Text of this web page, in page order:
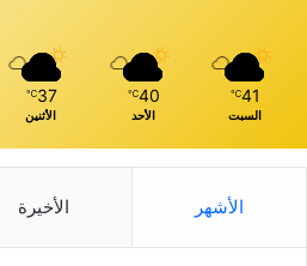
41
℃
السبت
40
℃
الأحد
37
℃
الأثنين
الأشهر الأخيرة